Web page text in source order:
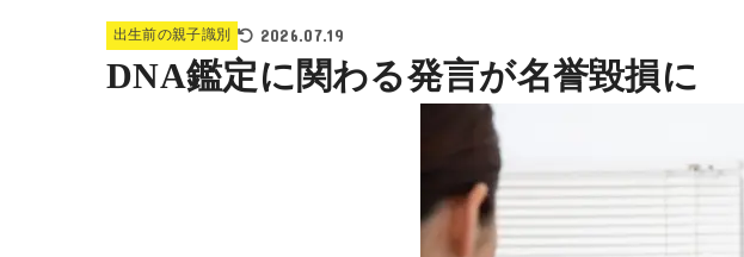
出生前の親子識別 2026.07.19
DNA鑑定に関わる発言が名誉毀損に